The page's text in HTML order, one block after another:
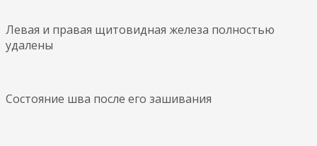
Левая и правая щитовидная железа полностью
удалены
Состояние шва после его зашивания